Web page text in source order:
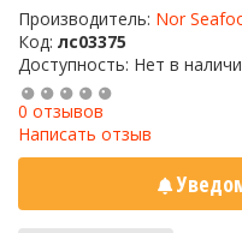
Производитель: Nor
Код: лс03375
Доступность: Нет в
0 отзывов
Написать отзыв